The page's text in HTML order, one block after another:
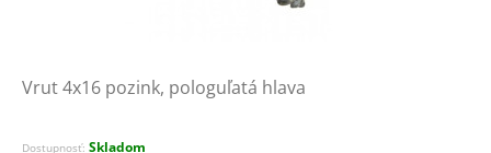
Vrut 4x16 pozink, pologuľatá hlava
Dostupnosť: Skladom